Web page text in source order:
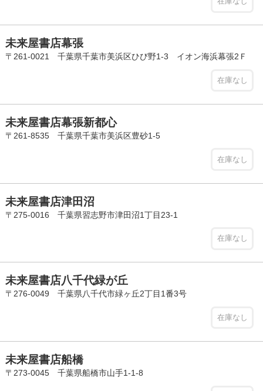
未来屋書店幕張
〒261-0021 千葉県千葉市美浜区ひび野1-3 イオン海浜幕張2Ｆ
在庫なし
未来屋書店幕張新都心
〒261-8535 千葉県千葉市美浜区豊砂1-5
在庫なし
未来屋書店津田沼
〒275-0016 千葉県習志野市津田沼1丁目23-1
在庫なし
未来屋書店八千代緑が丘
〒276-0049 千葉県八千代市緑ヶ丘2丁目1番3号
在庫なし
未来屋書店船橋
〒273-0045 千葉県船橋市山手1-1-8